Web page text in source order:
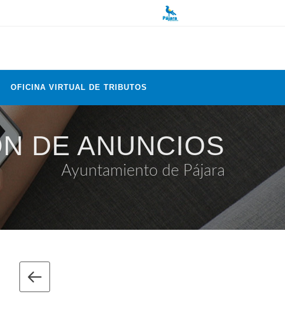
OFICINA VIRTUAL DE TRIBUTOS
DE ANUNCIOS
Ayuntamiento de Pájara